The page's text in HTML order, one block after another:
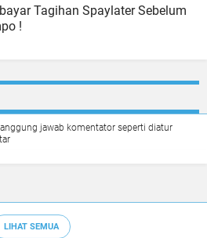
Tagihan Spaylater Sebelum
!
jawab komentator seperti diatur
LIHAT SEMUA